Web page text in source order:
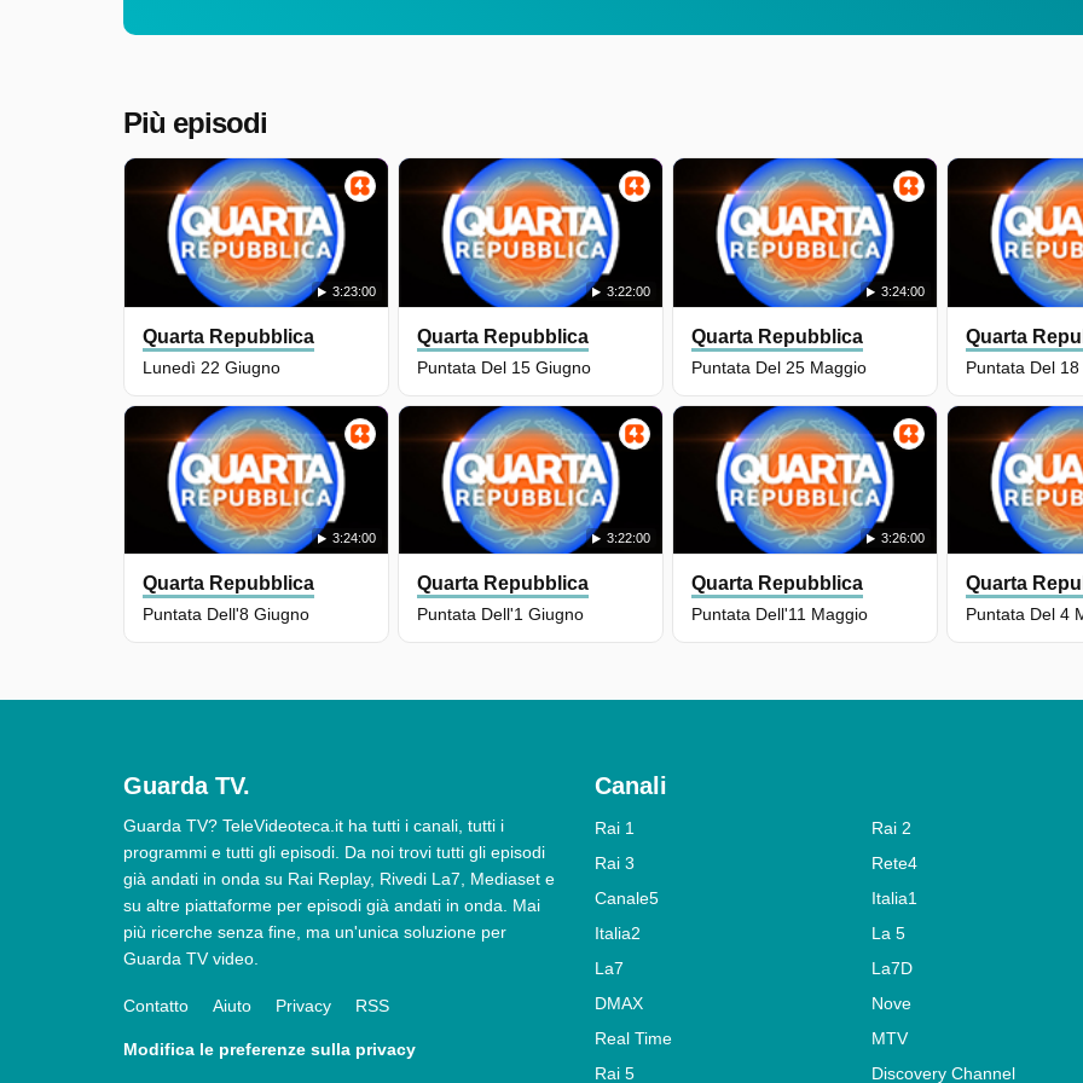
Più episodi
3:23:00
Quarta Repubblica
Lunedì 22 Giugno
3:22:00
Quarta Repubblica
Puntata Del 15 Giugno
3:24:00
Quarta Repubblica
Puntata Dell'8 Giugno
3:22:00
Quarta Repubblica
Puntata Dell'1 Giugno
3:24:00
Quarta Repubblica
Puntata Del 25 Maggio
Quarta
Puntata Del
3:26:00
Quarta Repubblica
Puntata Dell'11 Maggio
Quarta
Puntata Del 4
Guarda TV.
Guarda TV? TeleVideoteca.it ha tutti i canali, tutti i
programmi e tutti gli episodi. Da noi trovi tutti gli episodi
già andati in onda su Rai Replay, Rivedi La7, Mediaset e
su altre piattaforme per episodi già andati in onda. Mai
più ricerche senza fine, ma un'unica soluzione per
Guarda TV video.
Contatto Aiuto Privacy RSS
Modifica le preferenze sulla privacy
Canali
Rai 1
Rai 2
Rai 3
Rete4
Canale5
Italia1
Italia2
La 5
La7
La7D
DMAX
Nove
Real Time
MTV
Rai 5
Discovery Channel